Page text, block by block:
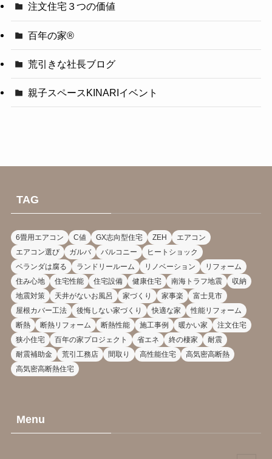
注文住宅３つの価値
百年の家®️
荒引きな社長ブログ
親子スペースKINARIイベント
TAG
6畳用エアコン C値 GX志向型住宅 ZEH
エアコン
エアコン選び
ガルバ バルコニー
ヒートショック
ベランダは腐る
ランドリールーム リノベーション
リフォーム
住み心地
住宅性能 住宅設備 健康住宅 南海トラフ地震
収納
地震対策
天井がないお風呂 家づくり 家事楽
富士見市
屋根カバー工法
後悔しない家づくり 快適な家
性能リフォーム
断熱
断熱リフォーム 断熱性能 施工事例 暖かい家
注文住宅
狭小住宅
百年の家プロジェクト 省エネ 終の棲家
耐震
耐震補助金
荒引工務店 間取り 高性能住宅
高気密高断熱
高気密高断熱住宅
Menu